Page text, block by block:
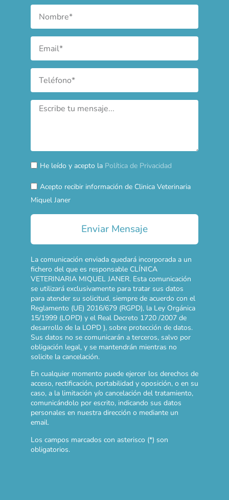
He leído y acepto la Política de Privacidad
Acepto recibir información de Clinica Veterinaria
Miquel Janer
Enviar Mensaje
La comunicación enviada quedará incorporada a un
fichero del que es responsable CLÍNICA
VETERINARIA MIQUEL JANER. Esta comunicación
se utilizará exclusivamente para tratar sus datos
para atender su solicitud, siempre de acuerdo con el
Reglamento (UE) 2016/679 (RGPD), la Ley Orgánica
15/1999 (LOPD) y el Real Decreto 1720 /2007 de
desarrollo de la LOPD ), sobre protección de datos.
Sus datos no se comunicarán a terceros, salvo por
obligación legal, y se mantendrán mientras no
solicite la cancelación.
En cualquier momento puede ejercer los derechos de
acceso, rectificación, portabilidad y oposición, o en su
caso, a la limitación y/o cancelación del tratamiento,
comunicándolo por escrito, indicando sus datos
personales en nuestra dirección o mediante un
email.
Los campos marcados con asterisco (*) son
obligatorios.